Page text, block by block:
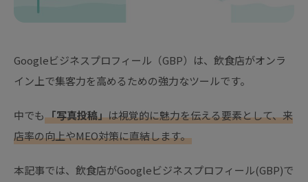
Googleビジネスプロフィール（GBP）は、飲食店がオンラ
イン上で集客力を高めるための強力なツールです。
中でも「写真投稿」は視覚的に魅力を伝える要素として、来
店率の向上やMEO対策に直結します。
本記事では、飲食店がGoogleビジネスプロフィール(GBP)で